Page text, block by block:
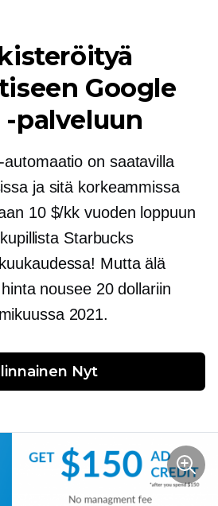
Google
palveluun
on saatavilla
ja sitä korkeammissa
10 $/kk vuoden loppuun
Starbucks
Mutta älä
nousee 20 dollariin
2021.
Nyt